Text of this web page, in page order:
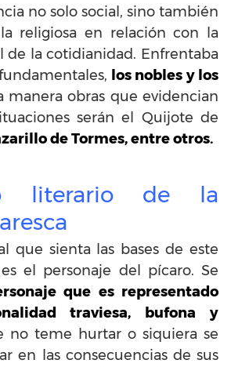
no solo social, sino también
religiosa en relación con la
de la cotidianidad. Enfrentaba
los nobles y los
manera obras que evidencian
serán el Quijote de
de Tormes, entre otros.
literario de la
que sienta las bases de este
el personaje del pícaro. Se
que es representado
traviesa, bufona y
no teme hurtar o siquiera se
en las consecuencias de sus